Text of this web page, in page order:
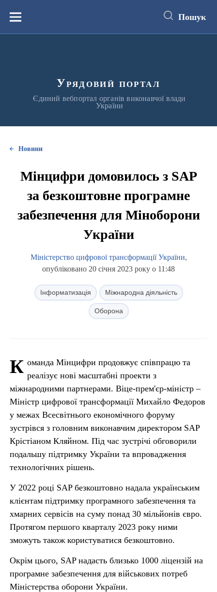
вмістуМеню Пошук
Урядовий портал
Єдиний вебпортал органів виконавчої влади
України
Новини
Мінцифри домовилось з SAP
за безкоштовне програмне
забезпечення для Міноборони
України
Міністерство цифрової трансформації України,
опубліковано 20 січня 2023 року о 11:48
Інформатизація Міжнародна діяльність
Оборона
К оманда Мінцифри продовжує співпрацю та
реалізує нові масштабні проекти з
міжнародними партнерами. Віце-прем'єр-міністр –
Міністр цифрової трансформації Михайло Федоров
у межах Всесвітнього економічного форуму
зустрівся з головним виконавчим директором SAP
Крістіаном Кляйном. Під час зустрічі обговорили
подальшу підтримку України та впровадження
технологічних рішень.
У 2022 році SAP безкоштовно надала українським
клієнтам підтримку програмного забезпечення та
хмарних сервісів на суму понад 30 мільйонів євро.
Протягом першого кварталу 2023 року ними
зможуть також користуватися безкоштовно.
Окрім цього, SAP надасть близько 1000 ліцензій на
програмне забезпечення для військових потреб
Міністерства оборони України.